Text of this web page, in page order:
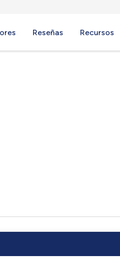
Reseñas Recursos